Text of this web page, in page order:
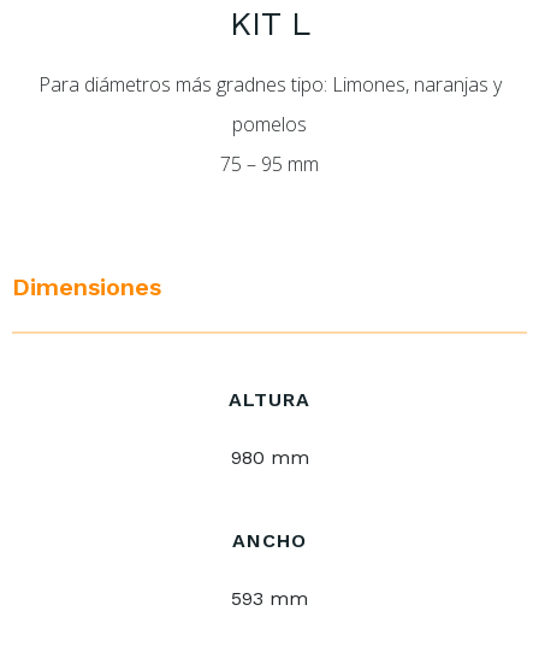
KIT L
Para diámetros más gradnes tipo: Limones, naranjas y
pomelos
75 – 95 mm
Dimensiones
ALTURA
980 mm
ANCHO
593 mm